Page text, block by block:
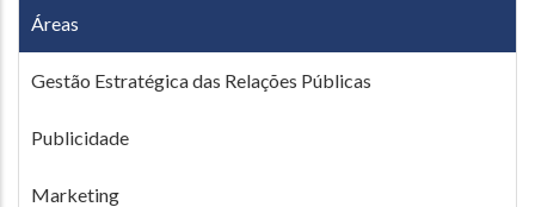
Áreas
Gestão Estratégica das Relações Públicas
Publicidade
Marketing